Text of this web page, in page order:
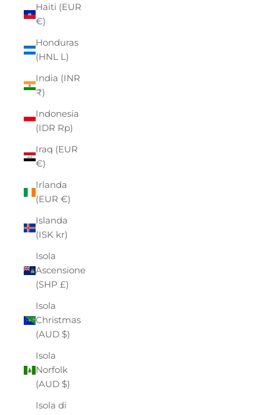
Haiti (EUR
€)
Honduras
(HNL L)
India (INR
₹)
Indonesia
(IDR Rp)
Iraq (EUR
€)
Irlanda
(EUR €)
Islanda
(ISK kr)
Isola
Ascensione
(SHP £)
Isola
Christmas
(AUD $)
Isola
Norfolk
(AUD $)
Isola di